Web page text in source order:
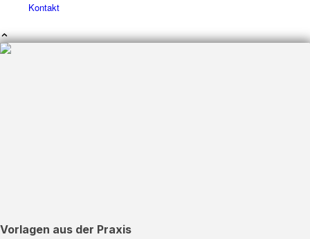
Kontakt
Vorlagen aus der Praxis